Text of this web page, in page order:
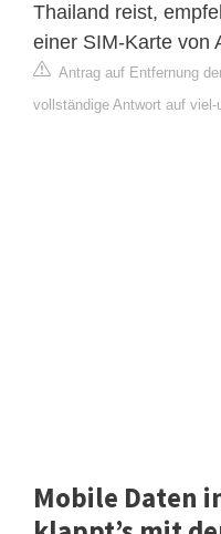
Thailand reist,
einer SIM-Karte von
Antrag auf Entfernung
vollständige Antwort auf viel-
Mobile Daten